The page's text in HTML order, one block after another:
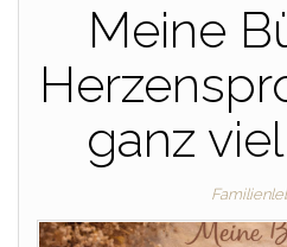
Meine
ganz